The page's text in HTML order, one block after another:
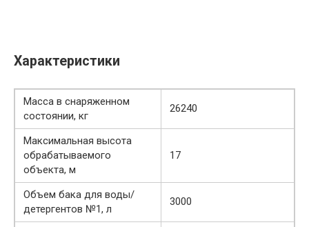
Характеристики
Масса в снаряженном
состоянии, кг
26240
Максимальная высота
обрабатываемого
объекта, м
17
Объем бака для воды/
детергентов №1, л
3000